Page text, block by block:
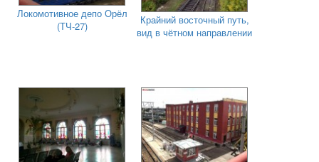
Локомотивное депо Орёл
(ТЧ-27)
Крайний восточный путь,
вид в чётном направлении